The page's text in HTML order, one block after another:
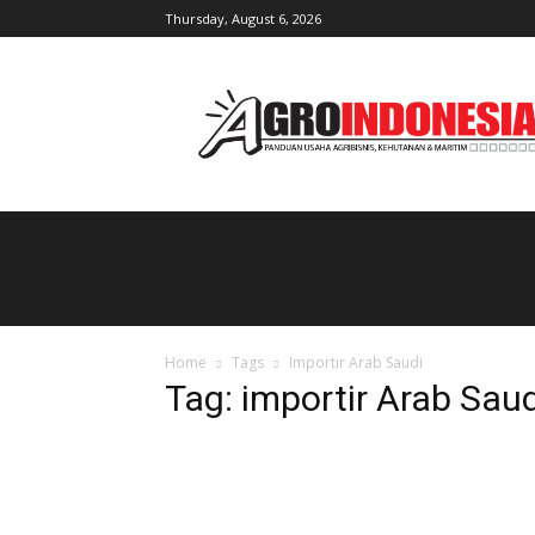
Thursday, August 6, 2026
Home Tags Importir Arab Saudi
Tag: importir Arab